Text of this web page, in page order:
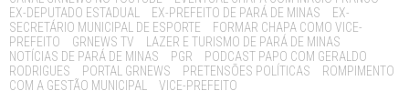
EX-DEPUTADO ESTADUAL
EX-PREFEITO DE PARÁ DE MINAS
EX-
SECRETÁRIO MUNICIPAL DE ESPORTE
FORMAR CHAPA COMO VICE-
PREFEITO
GRNEWS TV
LAZER E TURISMO DE PARÁ DE MINAS
NOTÍCIAS DE PARÁ DE MINAS
PGR
PODCAST PAPO COM GERALDO
RODRIGUES
PORTAL GRNEWS PRETENSÕES POLÍTICAS
ROMPIMENTO
COM A GESTÃO MUNICIPAL
VICE-PREFEITO